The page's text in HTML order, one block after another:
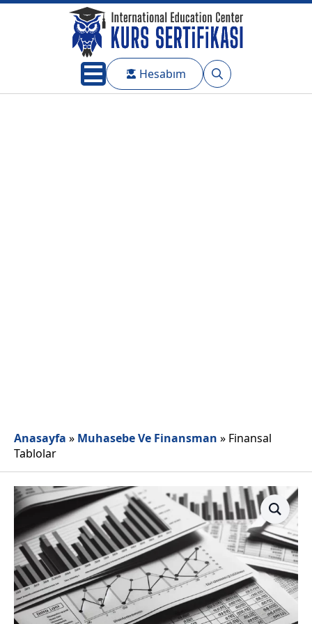
Hesabım
Search
Anasayfa » Muhasebe Ve Finansman » Finansal
Tablolar